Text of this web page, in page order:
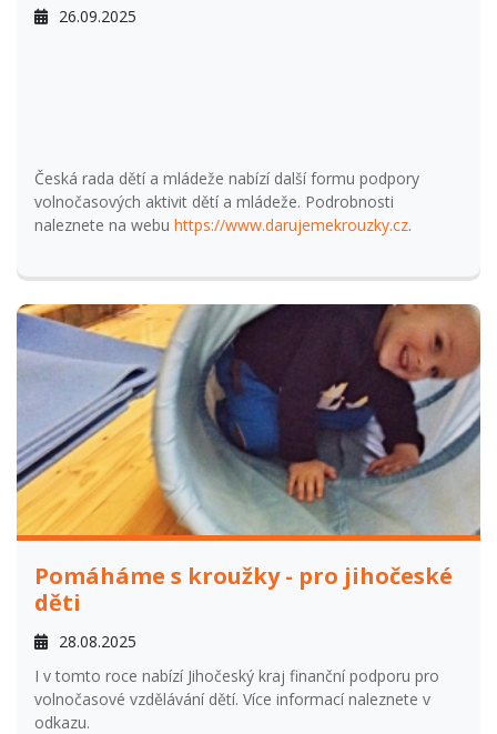
26.09.2025
Česká rada dětí a mládeže nabízí další formu podpory
volnočasových aktivit dětí a mládeže. Podrobnosti
naleznete na webu https://www.darujemekrouzky.cz.
Pomáháme s kroužky - pro jihočeské
děti
28.08.2025
I v tomto roce nabízí Jihočeský kraj finanční podporu pro
volnočasové vzdělávání dětí. Více informací naleznete v
odkazu.